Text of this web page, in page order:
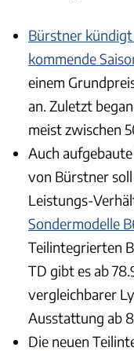
Bürstner
kommende
einem
an. Zuletzt
meist zwischen
Auch
von Bürstner
Leistungs-
Sondermodelle
Teilintegrierten
TD gibt es ab
vergleichbarer
Ausstattung ab
Die neuen